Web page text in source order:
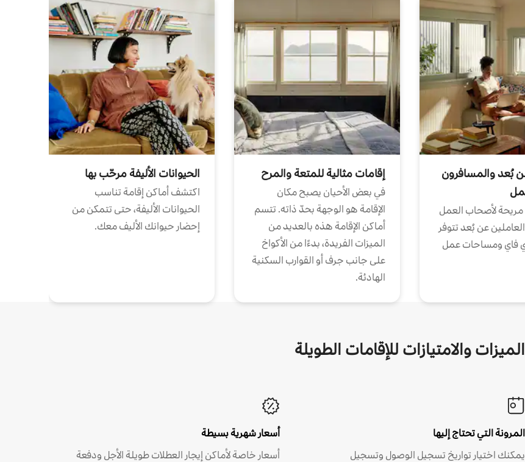
بُعد والمسافرون
مريحة لأصحاب العمل
عن بُعد تتوفر
فاي ومساحات عمل
إقامات مثالية للمتعة والمرح
في بعض الأحيان يصبح مكان
الإقامة هو الوجهة بحدّ ذاته. تتسم
أماكن الإقامة هذه بالعديد من
الميزات الفريدة، بدءًا من الأكواخ
على جانب جرف أو القوارب السكنية
الهادئة.
الحيوانات الأليفة مرحّب بها
اكتشف أماكن إقامة تناسب
الحيوانات الأليفة، حتى تتمكن من
إحضار حيوانك الأليف معك.
الميزات والامتيازات للإقامات الطويلة
المرونة التي تحتاج إليها
يمكنك اختيار تواريخ تسجيل الوصول وتسجيل
أسعار شهرية بسيطة
أسعار خاصة لأماكن إيجار العطلات طويلة الأجل ودفعة